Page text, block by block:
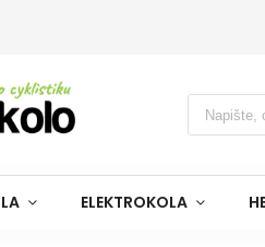
ELEKTROKOLA